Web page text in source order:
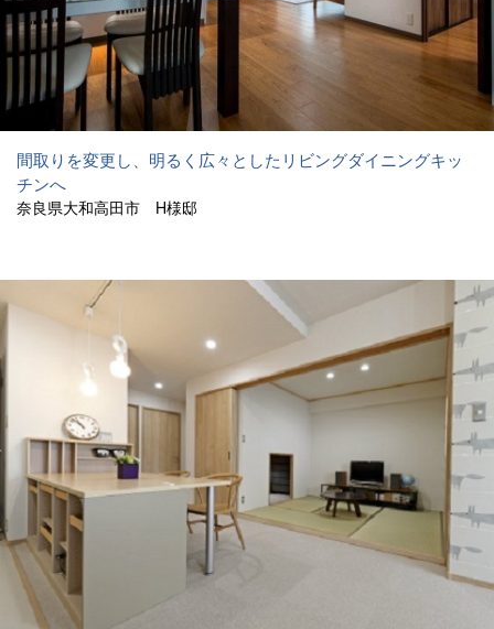
間取りを変更し、明るく広々としたリビングダイニングキッ
チンへ
奈良県大和高田市 H様邸